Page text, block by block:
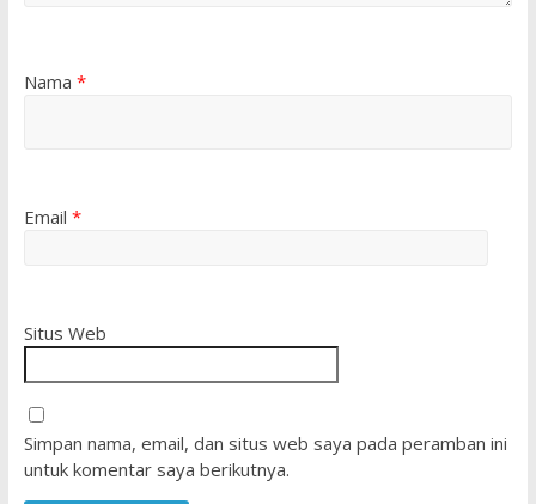
Nama *
Email *
Situs Web
Simpan nama, email, dan situs web saya pada peramban ini
untuk komentar saya berikutnya.